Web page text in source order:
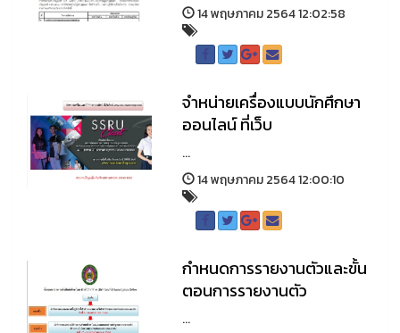
14 พฤษภาคม 2564 12:02:58
จำหน่ายเครื่องแบบนักศึกษา
ออนไลน์ ที่เว็บ
...
14 พฤษภาคม 2564 12:00:10
กำหนดการรายงานตัวและขั้น
ตอนการรายงานตัว
...